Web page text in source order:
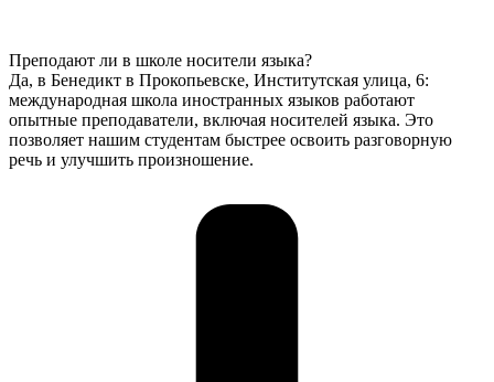
Преподают ли в школе носители языка?
Да, в Бенедикт в Прокопьевске, Институтская улица, 6:
международная школа иностранных языков работают
опытные преподаватели, включая носителей языка. Это
позволяет нашим студентам быстрее освоить разговорную
речь и улучшить произношение.